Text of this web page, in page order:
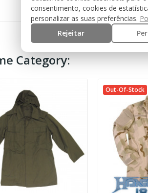
Category:
Out-Of-Stock
consentimento, cookies de
personalizar as suas preferências.
Rejeitar